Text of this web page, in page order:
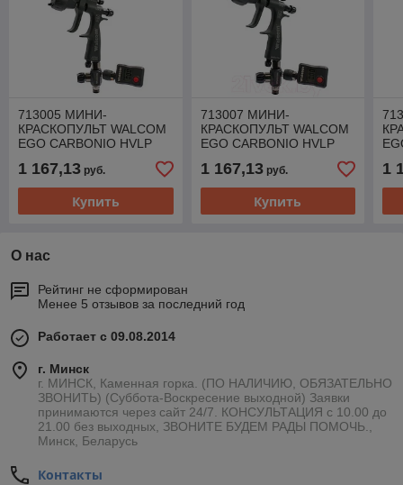
713005 МИНИ-
КРАСКОПУЛЬТ WALCOM
EGO CARBONIO HVLP
1 167,13 руб.
Купить
713007 МИНИ-
КРАСКОПУЛЬТ WALCOM
EGO CARBONIO HVLP
1 167,13руб.
Купить
1
О нас
Рейтинг не сформирован
Менее 5 отзывов за последний год
Работает с 09.08.2014
г. Минск
г. МИНСК, Каменная горка. (ПО НАЛИЧИЮ, ОБЯЗАТЕЛЬНО
ЗВОНИТЬ) (Суббота-Воскресение выходной) Заявки
принимаются через сайт 24/7. КОНСУЛЬТАЦИЯ с 10.00 до
21.00 без выходных, ЗВОНИТЕ БУДЕМ РАДЫ ПОМОЧЬ.,
Минск, Беларусь
Контакты